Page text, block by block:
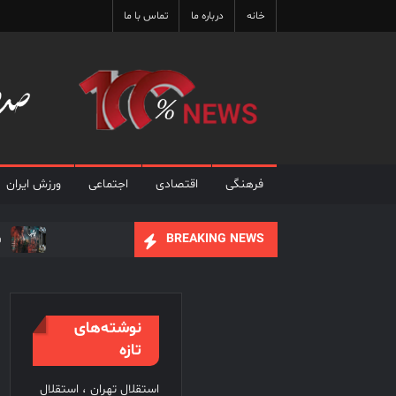
خانه درباره ما تماس با ما
فرهنگی اقتصادی اجتماعی ورزش ایران
BREAKING NEWS
نوشته‌های
تازه
استقلال تهران ، استقلال